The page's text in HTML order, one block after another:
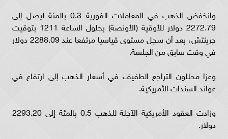
وانخفض الذهب في المعاملات الفورية 0.3 بالمئة ليصل إلى
2272.79 دولار للأوقية (الأونصة) بحلول الساعة 1211 بتوقيت
جرينتش، بعد أن سجل مستوى قياسيا مرتفعا عند 2288.09 دولار
في وقت سابق من الجلسة.
وعزا محللون التراجع الطفيف في أسعار الذهب إلى ارتفاع في
عوائد السندات الأمريكية.
وزادت العقود الأمريكية الآجلة للذهب 0.5 بالمئة إلى 2293.20
دولار.